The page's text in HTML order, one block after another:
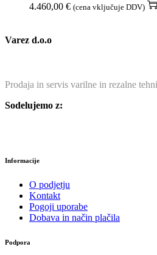
4.460,00 € (cena vključuje DDV)
Varez d.o.o
Prodaja in servis varilne in rezalne
Sodelujemo z:
Informacije
O podjetju
Kontakt
Pogoji uporabe
Dobava in način plačila
Podpora